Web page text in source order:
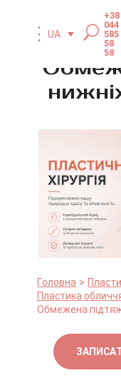
UA
+38
044
585
58
58
Головна
Пластика
Обмежена